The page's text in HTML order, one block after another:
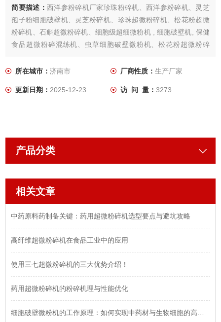
简要描述： 西洋参粉碎机厂家珍珠粉碎机、西洋参粉碎机、灵芝
孢子粉细胞破壁机、灵芝粉碎机、珍珠超微粉碎机、松花粉超微
粉碎机、石斛超微粉碎机、细胞级超细微粉机 , 细胞破壁机, 保健
食品超微粉碎混练机、虫草细胞破壁微粉机、松花粉超微粉碎
粉碎机、中小型冷库等。
所在城市：济南市 厂商性质： 生产厂家
更新日期：2025-12-23 访 问 量： 3273
产品分类
相关文章
中药原料药制备关键：药用超微粉碎机选型要点与避坑攻略
高纤维超微粉碎机在食品工业中的应用
使用三七超微粉碎机的三大优势介绍！
药用超微粉碎机的粉碎机理与性能优化
细胞破壁微粉机的工作原理：如何实现中药材与生物细胞的高效破壁？